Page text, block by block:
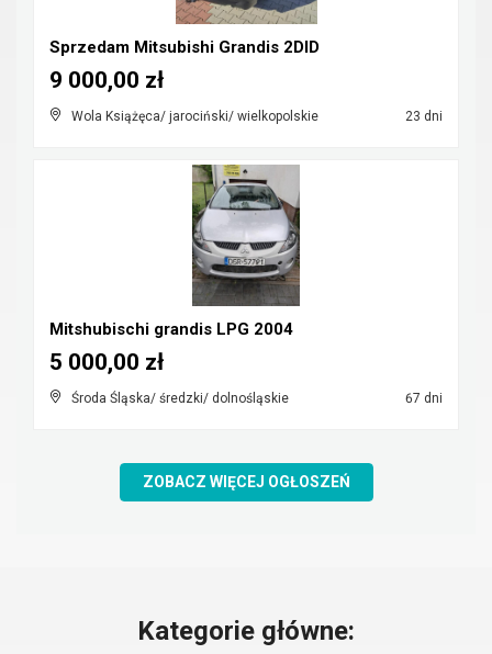
Sprzedam Mitsubishi Grandis 2DID
Wola Książęca/ jarociński/ wielkopolskie 23 dni
9 000,00 zł
Mitshubischi grandis LPG 2004
Środa Śląska/ średzki/ dolnośląskie 67 dni
5 000,00 zł
ZOBACZ WIĘCEJ OGŁOSZEŃ
Kategorie główne: